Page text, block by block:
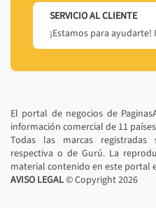
SERVICIO AL CLIENTE
¡Estamos para ayudarte!
El portal de negocios de
información comercial de 11
Todas las marcas
respectiva o de Gurú. La
material contenido en este portal
AVISO LEGAL© Copyright2026